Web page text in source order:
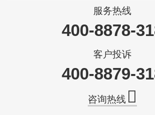
服务热线
400-8878-
客户投诉
400-8879-
咨询热线